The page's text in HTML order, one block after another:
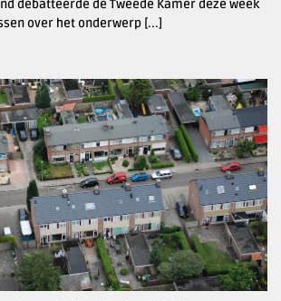
debatteerde de Tweede Kamer deze week
over het onderwerp [...]